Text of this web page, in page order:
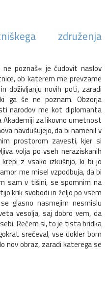
združenja
poznaš« je čudovit naslov
ob katerem me prevzame
doživljanju novih poti, zaradi
ga še ne poznam. Obzorja
narodov me kot diplomanta
za likovno umetnost
navdušujejo, da bi namenil v
prostorom zavesti, kjer si
volja po vseh neraziskanih
z vsako izkušnjo, ki bi jo
me misel vzpodbuja, da bi
sam v tišini, se spomnim na
krik svobodi in željo po vsem
glasno nasmejim nesmislu
vesolja, saj dobro vem, da
Rečem si, to je tista bridka
srečeval, vse dokler bom
nov obraz, zaradi katerega se